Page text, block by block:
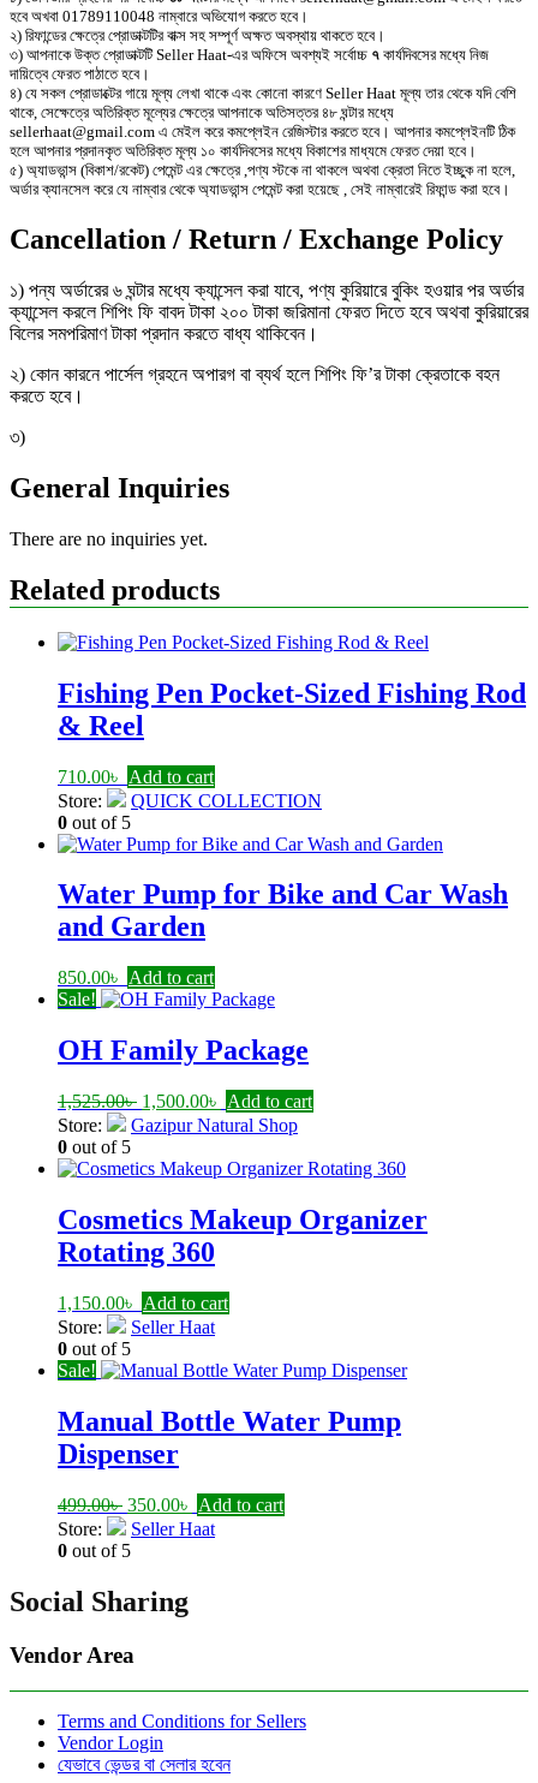
হবে অখবা 01789110048 নাম্বারে অভিযোগ করতে হবে।
২) রিফান্ডের ক্ষেত্রে প্রোডাক্টটির বাক্স সহ সম্পূর্ণ অক্ষত অবস্থায় থাকতে হবে।
৩) আপনাকে উক্ত প্রোডাক্টটি Seller Haat-এর অফিসে অবশ্যই সর্বোচ্চ ৭ কার্যদিবসের মধ্যে নিজ
দায়িত্বে ফেরত পাঠাতে হবে।
৪) যে সকল প্রোডাক্টের গায়ে মূল্য লেখা থাকে এবং কোনো কারণে Seller Haat মূল্য তার থেকে যদি বেশি
থাকে, সেক্ষেত্রে অতিরিক্ত মূল্যের ক্ষেত্রে আপনাকে অতিসত্তর ৪৮ ঘন্টার মধ্যে
sellerhaat@gmail.com এ মেইল করে কমপ্লেইন রেজিস্টার করতে হবে। আপনার কমপ্লেইনটি ঠিক
হলে আপনার প্রদানকৃত অতিরিক্ত মূল্য ১০ কার্যদিবসের মধ্যে বিকাশের মাধ্যমে ফেরত দেয়া হবে।
৫) অ্যাডভান্স (বিকাশ/রকেট) পেমেন্ট এর ক্ষেত্রে ,পণ্য স্টকে না থাকলে অথবা ক্রেতা নিতে ইচ্ছুক না হলে,
অর্ডার ক্যানসেল করে যে নাম্বার থেকে অ্যাডভান্স পেমেন্ট করা হয়েছে , সেই নাম্বারেই রিফান্ড করা হবে।
Cancellation / Return / Exchange Policy
১) পন্য অর্ডারের ৬ ঘন্টার মধ্যে ক্যান্সেল করা যাবে, পণ্য কুরিয়ারে বুকিং হওয়ার পর অর্ডার
ক্যান্সেল করলে শিপিং ফি বাবদ টাকা ২০০ টাকা জরিমানা ফেরত দিতে হবে অথবা কুরিয়ারের
বিলের সমপরিমাণ টাকা প্রদান করতে বাধ্য থাকিবেন।
২) কোন কারনে পার্সেল গ্রহনে অপারগ বা ব্যর্থ হলে শিপিং ফি’র টাকা ক্রেতাকে বহন
করতে হবে।
৩)
General Inquiries
There are no inquiries yet.
Related products
Fishing Pen Pocket-Sized Fishing Rod
& Reel
710.00৳ Add to cart
Store:
QUICK COLLECTION
0 out of 5
Water Pump for Bike and Car Wash
and Garden
850.00৳ Add to cart
Sale!
OH Family Package
1,525.00৳ Original
price
1,525.00৳ .
1,500.00৳
Current
price
1,500.00৳ .
Add to cart
Store:
Gazipur Natural Shop
0 out of 5
Cosmetics Makeup Organizer
Rotating 360
1,150.00৳ Add to cart
Store:
Seller Haat
0 out of 5
Sale!
Manual Bottle Water Pump
Dispenser
499.00৳ Original
price
was:
350.00৳
Current
price
Add to cart
Store:
Seller Haat
0 out of 5
Social Sharing
Vendor Area
Terms and Conditions for Sellers
Vendor Login
যেভাবে ভেন্ডর বা সেলার হবেন